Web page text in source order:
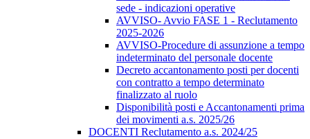
sede - indicazioni operative
AVVISO- Avvio FASE 1 - Reclutamento
2025-2026
AVVISO-Procedure di assunzione a tempo
indeterminato del personale docente
Decreto accantonamento posti per docenti
con contratto a tempo determinato
finalizzato al ruolo
Disponibilità posti e Accantonamenti prima
dei movimenti a.s. 2025/26
DOCENTI Reclutamento a.s. 2024/25